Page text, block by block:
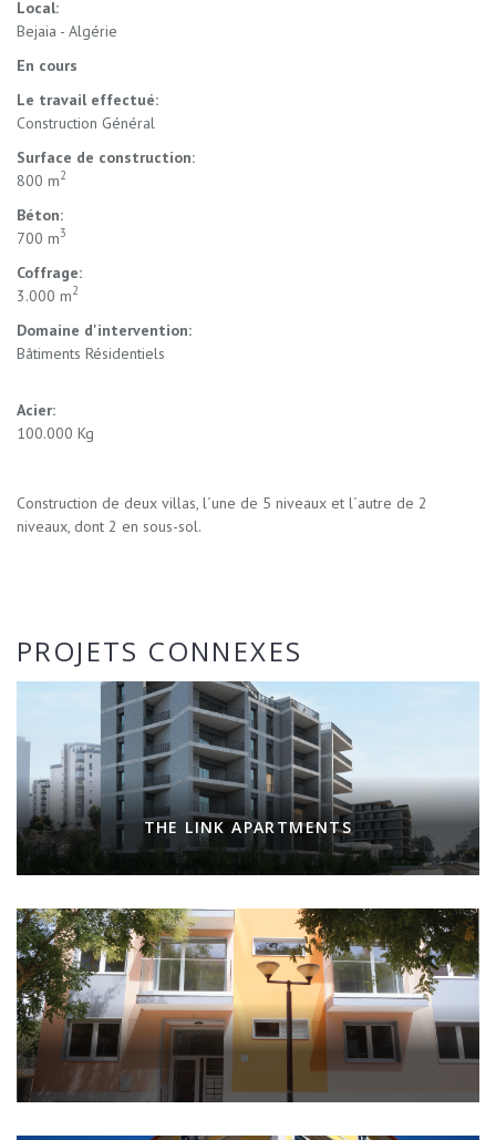
Local:
Bejaia - Algérie
En cours
Le travail effectué:
Construction Général
Surface de construction:
800 m2
Béton:
700 m3
Coffrage:
3.000 m2
Domaine d'intervention:
Bâtiments Résidentiels
Acier:
100.000 Kg
Construction de deux villas, l´une de 5 niveaux et l´autre de 2
niveaux, dont 2 en sous-sol.
PROJETS CONNEXES
THE LINK APARTMENTS